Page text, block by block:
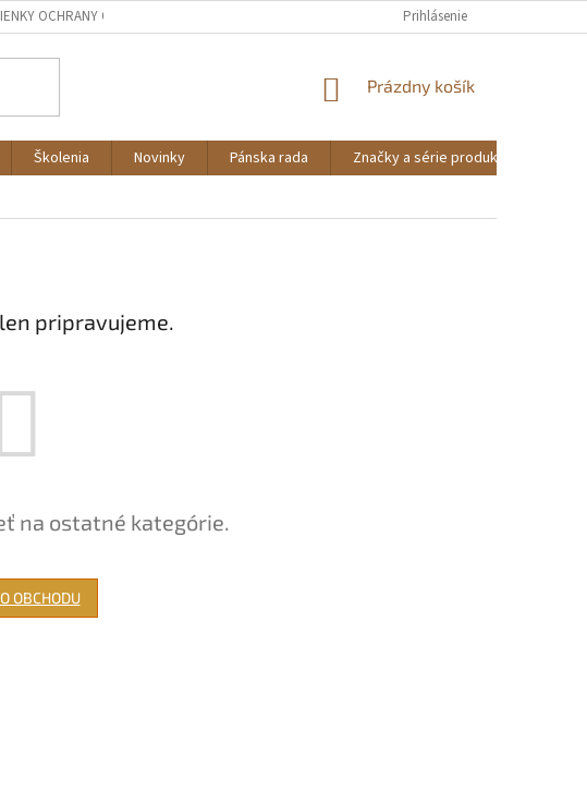
OCHRANY OSOBNÝCH ÚDAJOV Prihlásenie
NÁKUPNÝ
Prázdny košík
Školenia Novinky Pánska rada Značky a série produktov
pripravujeme.
na ostatné kategórie.
OBCHODU